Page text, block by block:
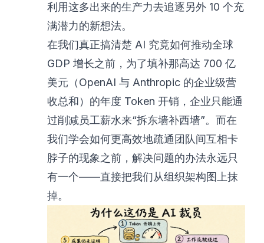
利用这多出来的生产力去追逐另外 10 个充
满潜力的新想法。
在我们真正搞清楚 AI 究竟如何推动全球
GDP 增长之前，为了填补那高达 700 亿
美元（OpenAI 与 Anthropic 的企业级营
收总和）的年度 Token 开销，企业只能通
过削减员工薪水来“拆东墙补西墙”。而在
我们学会如何更高效地疏通团队间互相卡
脖子的现象之前，解决问题的办法永远只
有一个——直接把我们从组织架构图上抹
掉。